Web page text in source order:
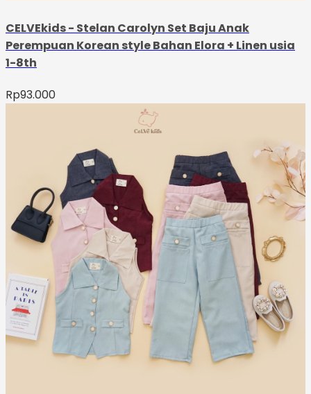
CELVEkids - Stelan Carolyn Set Baju Anak
Perempuan Korean style Bahan Elora + Linen usia
1-8th
Rp93.000